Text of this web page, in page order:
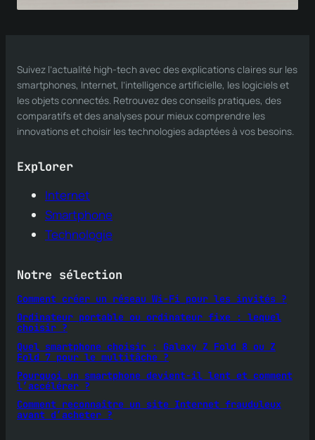
Suivez l’actualité high-tech avec des explications claires sur les
smartphones, Internet, l’intelligence artificielle, les logiciels et
les objets connectés. Retrouvez des conseils pratiques, des
comparatifs et des analyses pour mieux comprendre les
innovations et choisir les technologies adaptées à vos besoins.
Explorer
Internet
Smartphone
Technologie
Notre sélection
Comment créer un réseau Wi-Fi pour les invités ?
Ordinateur portable ou ordinateur fixe : lequel
choisir ?
Quel smartphone choisir : Galaxy Z Fold 8 ou Z
Fold 7 pour le multitâche ?
Pourquoi un smartphone devient-il lent et comment
l’accélérer ?
Comment reconnaître un site Internet frauduleux
avant d’acheter ?